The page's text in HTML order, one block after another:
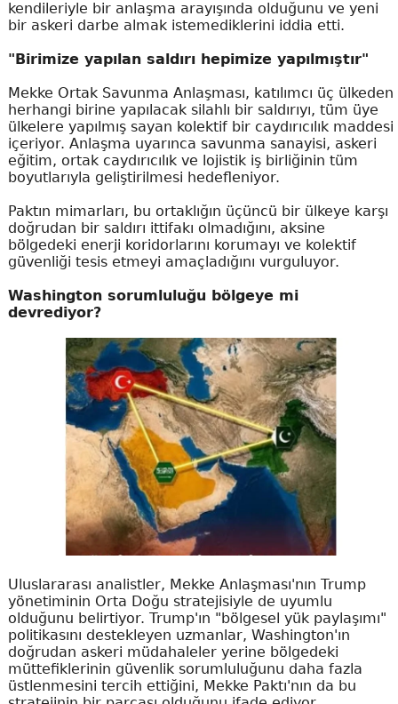
kendileriyle bir anlaşma arayışında olduğunu ve yeni
bir askeri darbe almak istemediklerini iddia etti.
"Birimize yapılan saldırı hepimize yapılmıştır"
Mekke Ortak Savunma Anlaşması, katılımcı üç ülkeden
herhangi birine yapılacak silahlı bir saldırıyı, tüm üye
ülkelere yapılmış sayan kolektif bir caydırıcılık maddesi
içeriyor. Anlaşma uyarınca savunma sanayisi, askeri
eğitim, ortak caydırıcılık ve lojistik iş birliğinin tüm
boyutlarıyla geliştirilmesi hedefleniyor.
Paktın mimarları, bu ortaklığın üçüncü bir ülkeye karşı
doğrudan bir saldırı ittifakı olmadığını, aksine
bölgedeki enerji koridorlarını korumayı ve kolektif
güvenliği tesis etmeyi amaçladığını vurguluyor.
Washington sorumluluğu bölgeye mi
devrediyor?
Uluslararası analistler, Mekke Anlaşması'nın Trump
yönetiminin Orta Doğu stratejisiyle de uyumlu
olduğunu belirtiyor. Trump'ın "bölgesel yük paylaşımı"
politikasını destekleyen uzmanlar, Washington'ın
doğrudan askeri müdahaleler yerine bölgedeki
müttefiklerinin güvenlik sorumluluğunu daha fazla
üstlenmesini tercih ettiğini, Mekke Paktı'nın da bu